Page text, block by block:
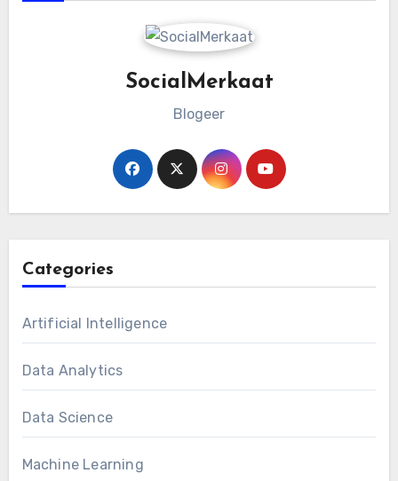
SocialMerkaat
Blogeer
Categories
Artificial Intelligence
Data Analytics
Data Science
Machine Learning